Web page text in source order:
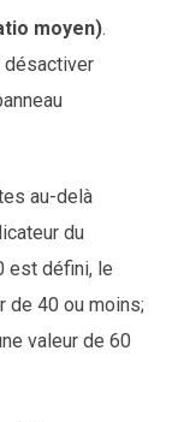
moyen).
désactiver
au-delà
du
est défini, le
de 40 ou moins;
valeur de 60